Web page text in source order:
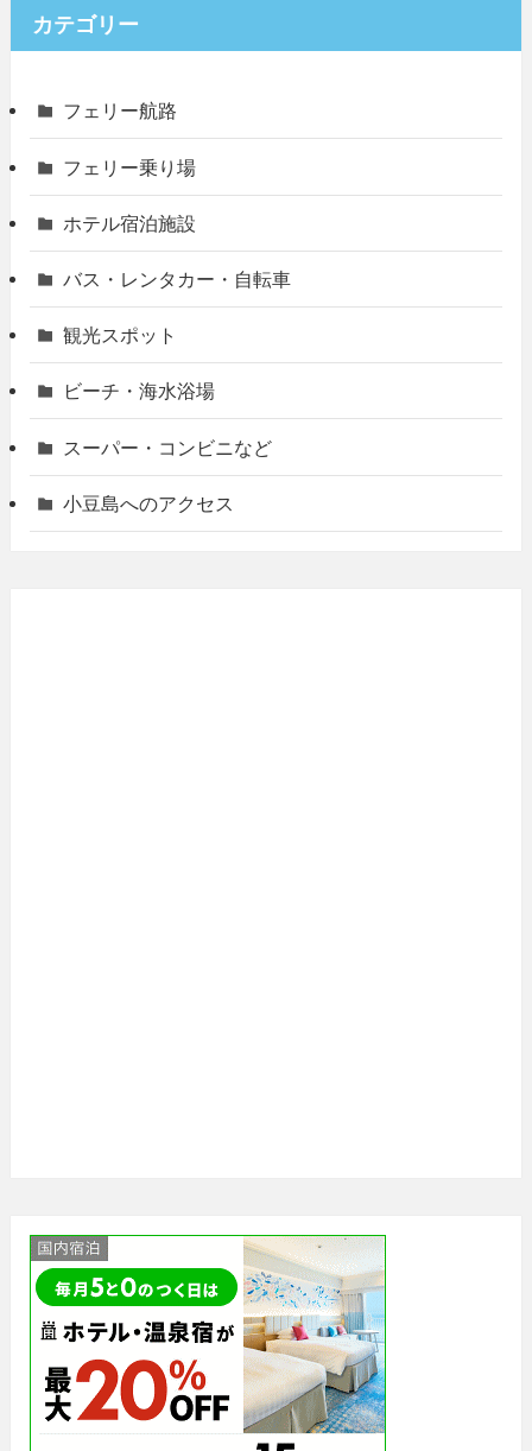
カテゴリー
フェリー航路
フェリー乗り場
ホテル宿泊施設
バス・レンタカー・自転車
観光スポット
ビーチ・海水浴場
スーパー・コンビニなど
小豆島へのアクセス